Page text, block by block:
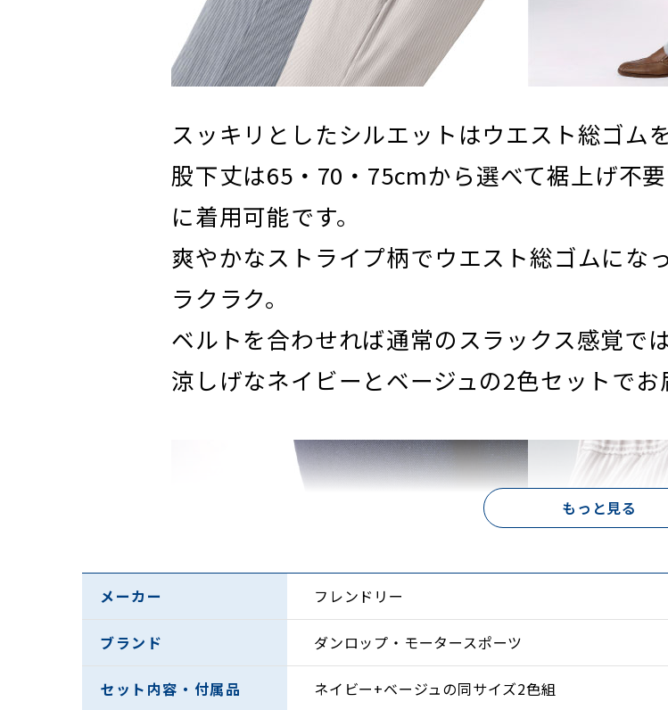
スッキリとしたシルエットはウエスト総ゴム
股下丈は65・70・75cmから選べて裾上げ不
に着用可能です。
爽やかなストライプ柄でウエスト総ゴムにな
ラクラク。
ベルトを合わせれば通常のスラックス感覚で
涼しげなネイビーとベージュの2色セットでお
もっと見る
メーカー フレンドリー
ブランド ダンロップ・モータースポーツ
セット内容・付属品 ネイビー+ベージュの同サイズ2色組